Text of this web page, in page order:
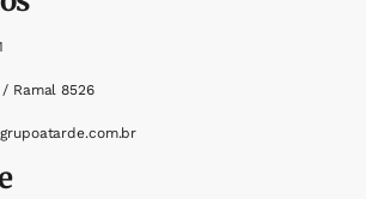
/ Ramal 8526